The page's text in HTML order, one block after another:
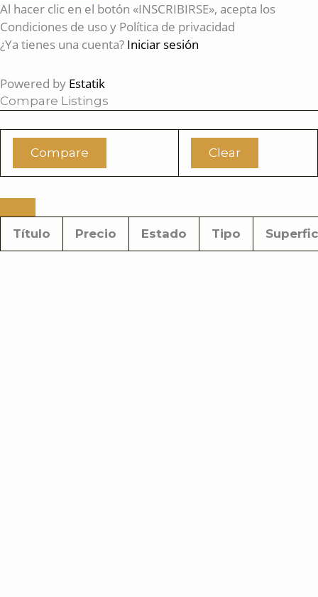
Al hacer clic en el botón «INSCRIBIRSE», acepta los
Condiciones de uso y Política de privacidad
¿Ya tienes una cuenta? Iniciar sesión
Powered by Estatik
Compare Listings
Compare Clear
Título Precio Estado Tipo